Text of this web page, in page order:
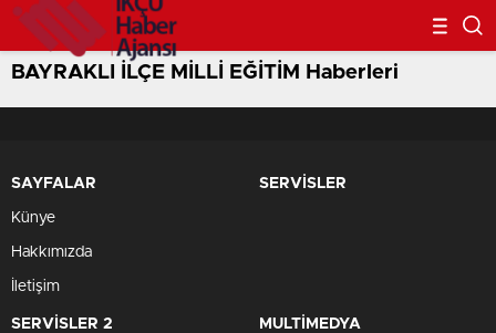
BAYRAKLI İLÇE MİLLİ EĞİTİM Haberleri
SAYFALAR
Künye
Hakkımızda
İletişim
SERVİSLER
SERVİSLER 2 MULTİMEDYA